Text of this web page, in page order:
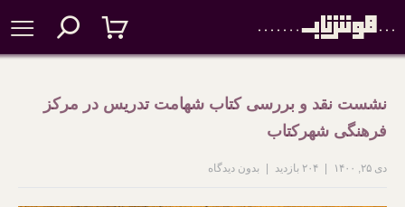
نشست نقد و بررسی کتاب شهامت تدریس در مرکز
فرهنگی شهرکتاب
دی ۲۵, ۱۴۰۰ ۲۰۴ بازدید بدون دیدگاه